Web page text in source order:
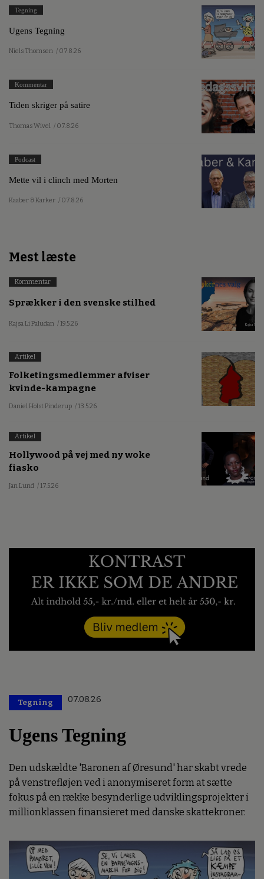
Tegning
Ugens Tegning
Niels Thomsen / 07.8.26
Kommentar
Tiden skriger på satire
Thomas Wivel / 07.8.26
Podcast
Mette vil i clinch med Morten
Kaaber & Karker / 07.8.26
Mest læste
Kommentar
Sprækker i den svenske stilhed
Kajsa Li Paludan / 19.5.26
Artikel
Folketingsmedlemmer afviser
kvinde-kampagne
Daniel Holst Pinderup / 13.5.26
Artikel
Hollywood på vej med ny woke
fiasko
Jan Lund / 17.5.26
Tegning 07.08.26
Ugens Tegning
Den udskældte 'Baronen af Øresund' har skabt vrede
på venstrefløjen ved i anonymiseret form at sætte
fokus på en række besynderlige udviklingsprojekter i
millionklassen finansieret med danske skattekroner.